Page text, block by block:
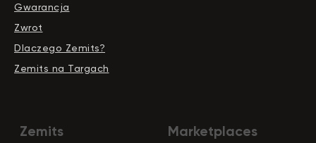
Gwarancja
Zwrot
Dlaczego Zemits?
Zemits na Targach